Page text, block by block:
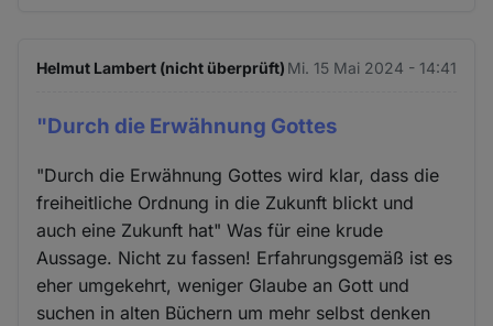
Helmut Lambert (nicht überprüft) Mi. 15 Mai 2024 - 14:41
"Durch die Erwähnung Gottes
"Durch die Erwähnung Gottes wird klar, dass die
freiheitliche Ordnung in die Zukunft blickt und
auch eine Zukunft hat" Was für eine krude
Aussage. Nicht zu fassen! Erfahrungsgemäß ist es
eher umgekehrt, weniger Glaube an Gott und
suchen in alten Büchern um mehr selbst denken